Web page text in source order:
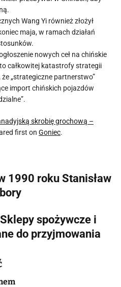
Wang Yi również złożył
maja, w ramach działań
nowych ceł na chińskie
całkowitej katastrofy strategii
że „strategiczne partnerstwo”
import chińskich pojazdów
skrobię grochową –
first on Goniec.
1990 roku Stanisław
spożywcze i
do przyjmowania